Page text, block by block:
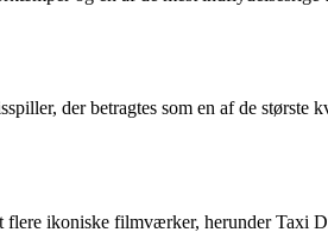
der betragtes som en af de
flere ikoniske filmværker, herunder